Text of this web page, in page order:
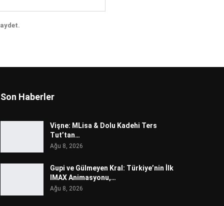
Son Haberler
Vişne: MLisa & Dolu Kadehi Ters
Tut’tan…
Ağu 8, 2026
Gupi ve Gülmeyen Kral: Türkiye’nin İlk
IMAX Animasyonu,…
Ağu 8, 2026